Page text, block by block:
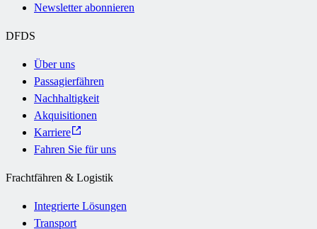
Newsletter abonnieren
DFDS
Über uns
Passagierfähren
Nachhaltigkeit
Akquisitionen
Karriere
Fahren Sie für uns
Frachtfähren & Logistik
Integrierte Lösungen
Transport